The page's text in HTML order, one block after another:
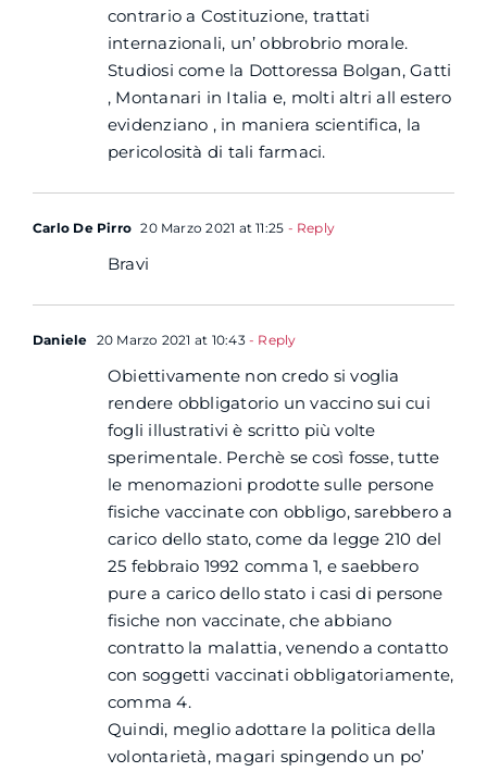
contrario a Costituzione, trattati
internazionali, un’ obbrobrio morale.
Studiosi come la Dottoressa Bolgan, Gatti
, Montanari in Italia e, molti altri all estero
evidenziano , in maniera scientifica, la
pericolosità di tali farmaci.
Carlo De Pirro 20 Marzo 2021 at 11:25 - Reply
Bravi
Daniele 20 Marzo 2021 at 10:43- Reply
Obiettivamente non credo si voglia
rendere obbligatorio un vaccino sui cui
fogli illustrativi è scritto più volte
sperimentale. Perchè se così fosse, tutte
le menomazioni prodotte sulle persone
fisiche vaccinate con obbligo, sarebbero a
carico dello stato, come da legge 210 del
25 febbraio 1992 comma 1, e saebbero
pure a carico dello stato i casi di persone
fisiche non vaccinate, che abbiano
contratto la malattia, venendo a contatto
con soggetti vaccinati obbligatoriamente,
comma 4.
Quindi, meglio adottare la politica della
volontarietà, magari spingendo un po’